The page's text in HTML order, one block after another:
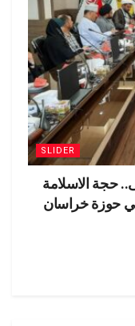
SLIDER
حجة الاسلامة
في حوزة خراسان